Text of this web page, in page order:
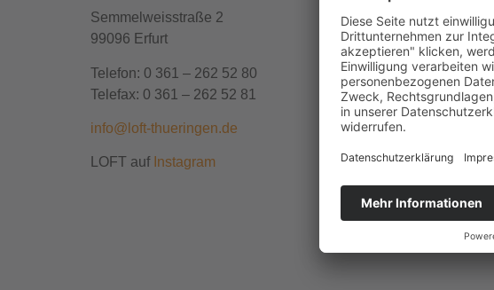
Semmelweisstraße 2
99096 Erfurt
Telefon: 0 361 – 262 52 80
Telefax: 0 361 – 262 52 81
info@loft-thueringen.de
LOFT auf Instagram